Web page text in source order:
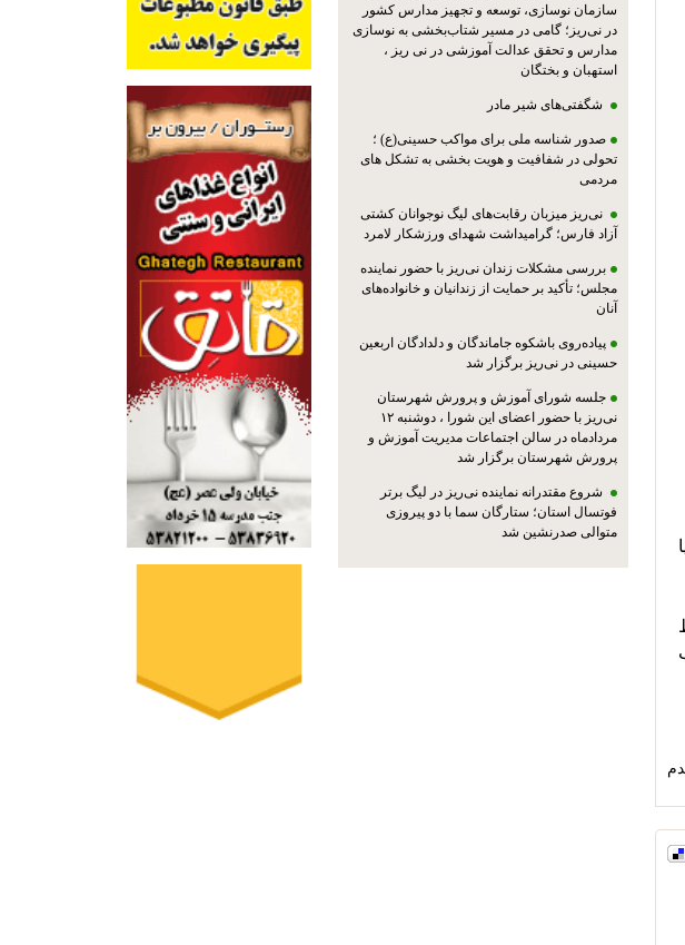
سازمان نوسازی، توسعه و تجهیز مدارس کشور
در نی‌ریز؛ گامی در مسیر شتاب‌بخشی به نوسازی
مدارس و تحقق عدالت آموزشی در نی ریز ،
استهبان و بختگان
شگفتی‌های شیر مادر
صدور شناسه ملی برای مواکب حسینی(ع) ؛
تحولی در شفافیت و هویت بخشی به تشکل های
مردمی
نی‌ریز میزبان رقابت‌های لیگ نوجوانان کشتی
آزاد فارس؛ گرامیداشت شهدای ورزشکار لامرد
بررسی مشکلات زندان نی‌ریز با حضور نماینده
مجلس؛ تأکید بر حمایت از زندانیان و خانواده‌های
آنان
پیاده‌روی باشکوه جاماندگان و دلدادگان اربعین
حسینی در نی‌ریز برگزار شد
جلسه شورای آموزش و پرورش شهرستان
نی‌ریز با حضور اعضای این شورا ، دوشنبه ۱۲
مردادماه در سالن اجتماعات مدیریت آموزش و
پرورش شهرستان برگزار شد
شروع مقتدرانه نماینده نی‌ریز در لیگ برتر
فوتسال استان؛ ستارگان سما با دو پیروزی
متوالی صدرنشین شد